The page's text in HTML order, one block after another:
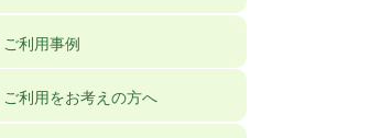
ご利用事例
ご利用をお考えの方へ